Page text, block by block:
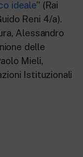
ideale” (Rai
Reni 4/a).
Alessandro
delle
Mieli,
Istituzionali